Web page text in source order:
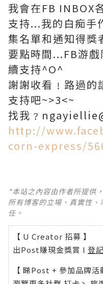
我會在FB INBOX
支持...我的白痴手
集名單和通知得獎
要點時間...FB游
續支持^O^
謝謝收看﹗路過的
支持吧~>3<~
找我
http://
corn-express/
*本站之內容由作者所提供
所有博客的立場、真實性
任。
【 U Creator 招募 】
出Post賺現金獎賞 l 登
【 睇Post + 參加品牌活